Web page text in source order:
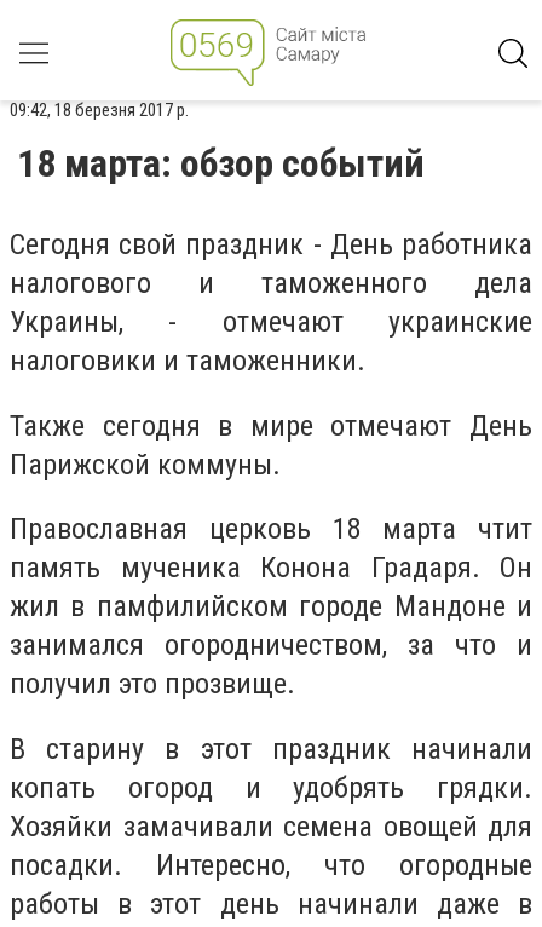
09:42, 18 березня 2017 р.
18 марта: обзор событий
Сегодня свой праздник - День работника
налогового и таможенного дела
Украины, - отмечают украинские
налоговики и таможенники.
Также сегодня в мире отмечают День
Парижской коммуны.
Православная церковь 18 марта чтит
память мученика Конона Градаря. Он
жил в памфилийском городе Мандоне и
занимался огородничеством, за что и
получил это прозвище.
В старину в этот праздник начинали
копать огород и удобрять грядки.
Хозяйки замачивали семена овощей для
посадки. Интересно, что огородные
работы в этот день начинали даже в